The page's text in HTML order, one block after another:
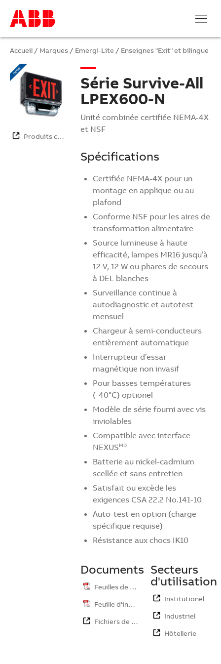
Accueil / Marques / Emergi-Lite / Enseignes "Exit" et bilingue
Produits co…
Série Survive-All
LPEX600-N
Unité combinée certifiée NEMA-4X
et NSF
Spécifications
Certifiée NEMA-4X pour un
montage en applique ou au
plafond
Conforme NSF pour les aires de
transformation alimentaire
Source lumineuse à haute
efficacité, lampes MR16 jusqu’à
12 V, 12 W ou phares de secours
à DEL blanches
Surveillance continue à
autodiagnostic et autotest
mensuel
Chargeur à semi-conducteurs
entièrement automatique
Interrupteur d’essai
magnétique non invasif
Pour basses températures
(-40°C) optionel
Modèle de série fourni avec vis
inviolables
Compatible avec interface
NEXUSMD
Batterie au nickel-cadmium
scellée et sans entretien
Satisfait ou excède les
exigences CSA 22.2 No.141-10
Auto-test en option (charge
spécifique requise)
Résistance aux chocs IK10
Documents
Feuilles de …
Feuille d'ins…
Fichiers de …
Secteurs
d'utilisation
Institutionel
Industriel
Hôtellerie